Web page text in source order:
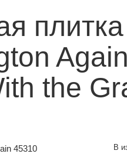
ТКАНИ ИСКУССТВЕННАЯ
плитка
the
45310
В